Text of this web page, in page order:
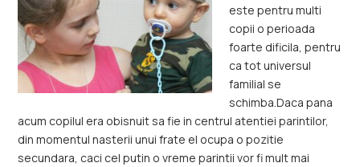
este pentru multi
copii o perioada
foarte dificila, pentru
ca tot universul
familial se
schimba.Daca pana
acum copilul era obisnuit sa fie in centrul atentiei parintilor,
din momentul nasterii unui frate el ocupa o pozitie
secundara, caci cel putin o vreme parintii vor fi mult mai